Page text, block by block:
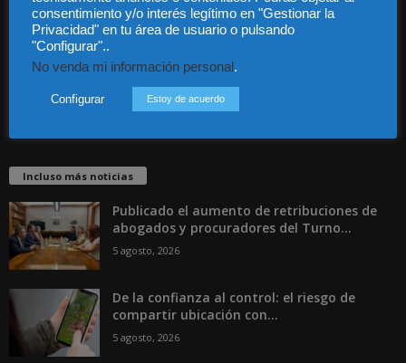
Incluso más noticias
Publicado el aumento de retribuciones de
abogados y procuradores del Turno...
5 agosto, 2026
De la confianza al control: el riesgo de
compartir ubicación con...
5 agosto, 2026
consentimiento y/o interés legítimo en "Gestionar la
Privacidad" en tu área de usuario o pulsando
"Configurar"..
No venda mi información personal.
Configurar Estoy de acuerdo